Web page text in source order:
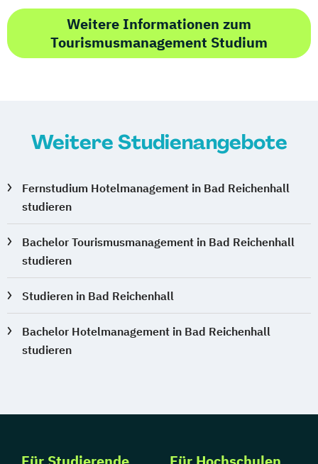
Internationales Marketing
Journalismus und digitale Kommunikation
Kindheitspädagogik
Leitungshandeln in der Pädagogik
Management (DE/EN) Marketing
Marketing und digitale Medien
Marketingmanagement Maschinenbau
Master of Business Administration (DE/EN)
Medizinische Informatik
Medizintechnik
Modemanagement
Weitere Informationen zum
Tourismusmanagement Studium
Weitere Studienangebote
Fernstudium Hotelmanagement in Bad Reichenhall
studieren
Bachelor Tourismusmanagement in Bad Reichenhall
studieren
Studieren in Bad Reichenhall
Bachelor Hotelmanagement in Bad Reichenhall
studieren